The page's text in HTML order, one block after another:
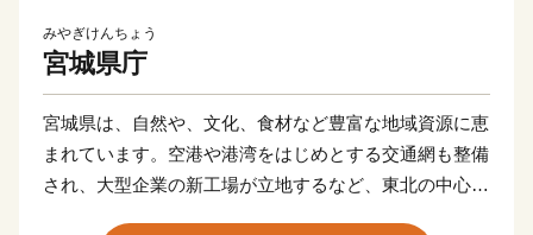
みやぎけんちょう
宮城県庁
宮城県は、自然や、文化、食材など豊富な地域資源に恵
まれています。空港や港湾をはじめとする交通網も整備
され、大型企業の新工場が立地するなど、東北の中心と